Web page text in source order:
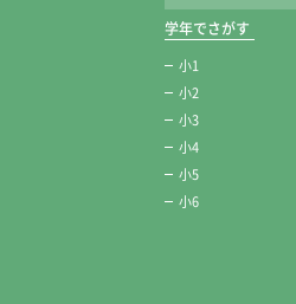
学年でさがす
小1
小2
小3
小4
小5
小6